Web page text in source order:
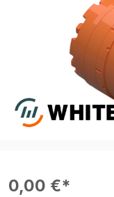
0,00 €*